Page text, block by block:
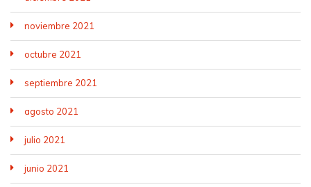
noviembre 2021
octubre 2021
septiembre 2021
agosto 2021
julio 2021
junio 2021